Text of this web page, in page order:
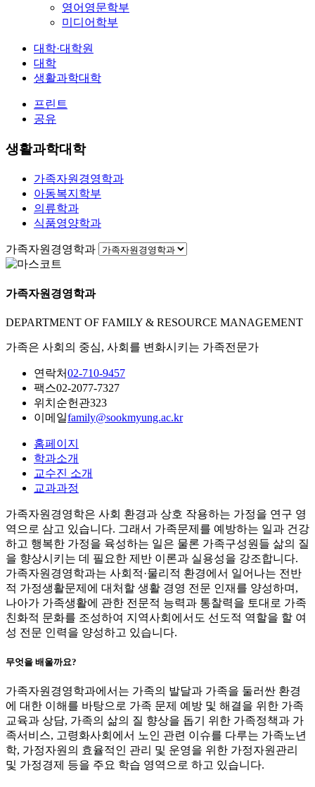
영어영문학부
미디어학부
대학·대학원
대학
생활과학대학
프린트
공유
생활과학대학
가족자원경영학과
아동복지학부
의류학과
식품영양학과
가족자원경영학과
가족자원경영학과
DEPARTMENT OF FAMILY & RESOURCE MANAGEMENT
가족은 사회의 중심, 사회를 변화시키는 가족전문가
연락처02-710-9457
팩스02-2077-7327
위치 순헌관323
이메일family@sookmyung.ac.kr
홈페이지
학과소개
교수진 소개
교과과정
가족자원경영학은 사회 환경과 상호 작용하는 가정을 연구 영
역으로 삼고 있습니다. 그래서 가족문제를 예방하는 일과 건강
하고 행복한 가정을 육성하는 일은 물론 가족구성원들 삶의 질
을 향상시키는 데 필요한 제반 이론과 실용성을 강조합니다.
가족자원경영학과는 사회적·물리적 환경에서 일어나는 전반
적 가정생활문제에 대처할 생활 경영 전문 인재를 양성하며,
나아가 가족생활에 관한 전문적 능력과 통찰력을 토대로 가족
친화적 문화를 조성하여 지역사회에서도 선도적 역할을 할 여
성 전문 인력을 양성하고 있습니다.
무엇을 배울까요?
가족자원경영학과에서는 가족의 발달과 가족을 둘러싼 환경
에 대한 이해를 바탕으로 가족 문제 예방 및 해결을 위한 가족
교육과 상담, 가족의 삶의 질 향상을 돕기 위한 가족정책과 가
족서비스, 고령화사회에서 노인 관련 이슈를 다루는 가족노년
학, 가정자원의 효율적인 관리 및 운영을 위한 가정자원관리
및 가정경제 등을 주요 학습 영역으로 하고 있습니다.